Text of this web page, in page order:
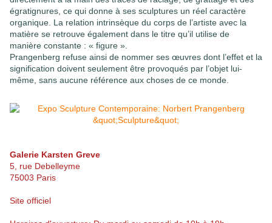
égratignures, ce qui donne à ses sculptures un réel caractère
organique. La relation intrinsèque du corps de l’artiste avec la
matière se retrouve également dans le titre qu’il utilise de
manière constante : « figure ».
Prangenberg refuse ainsi de nommer ses œuvres dont l’effet et la
signification doivent seulement être provoqués par l’objet lui-
même, sans aucune référence aux choses de ce monde.
Galerie Karsten Greve
5, rue Debelleyme
75003 Paris
Site officiel